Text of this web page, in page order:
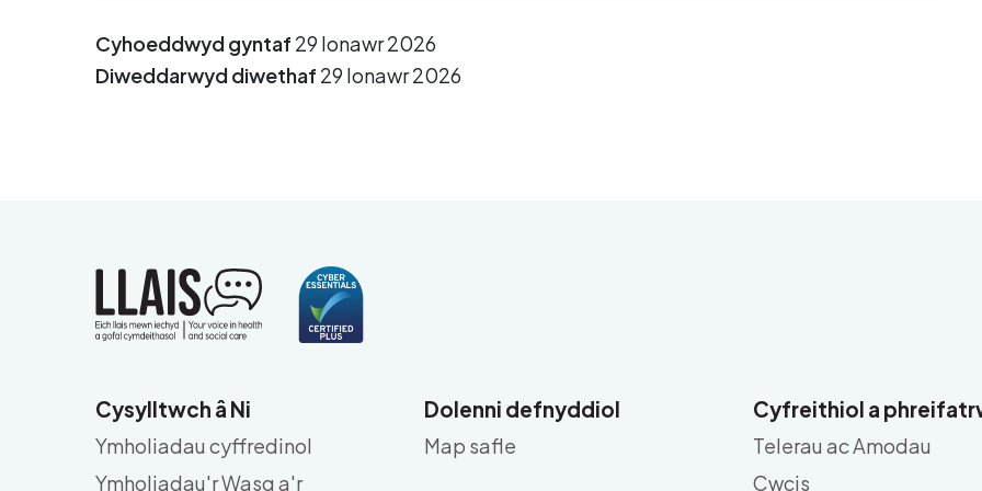
Cyhoeddwyd gyntaf 29 Ionawr 2026
Diweddarwyd diwethaf 29 Ionawr 2026
Cysylltwch â Ni
Ymholiadau cyffredinol
Ymholiadau'r Wasg a'r
Dolenni defnyddiol
Map safle
Cyfreithiol a
Telerau ac Amodau
Cwcis